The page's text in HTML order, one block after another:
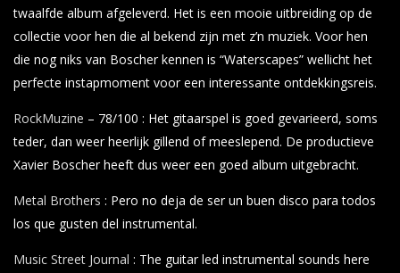
twaalfde album afgeleverd. Het is een mooie uitbreiding op de
collectie voor hen die al bekend zijn met z’n muziek. Voor hen
die nog niks van Boscher kennen is “Waterscapes” wellicht het
perfecte instapmoment voor een interessante ontdekkingsreis.
RockMuzine – 78/100 : Het gitaarspel is goed gevarieerd, soms
teder, dan weer heerlijk gillend of meeslepend. De productieve
Xavier Boscher heeft dus weer een goed album uitgebracht.
Metal Brothers : Pero no deja de ser un buen disco para todos
los que gusten del instrumental.
Music Street Journal : The guitar led instrumental sounds here